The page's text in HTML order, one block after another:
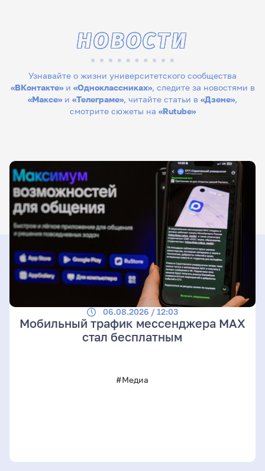
Узнавайте о жизни университетского сообщества
«ВКонтакте»и «Одноклассниках», следите за новостями в
«Максе» и «Телеграме», читайте статьи в «Дзене»,
смотрите сюжеты на «Rutube»
НОВОСТИ
06.08.2026 / 12:03
Мобильный трафик мессенджера MAX
стал бесплатным
#Медиа